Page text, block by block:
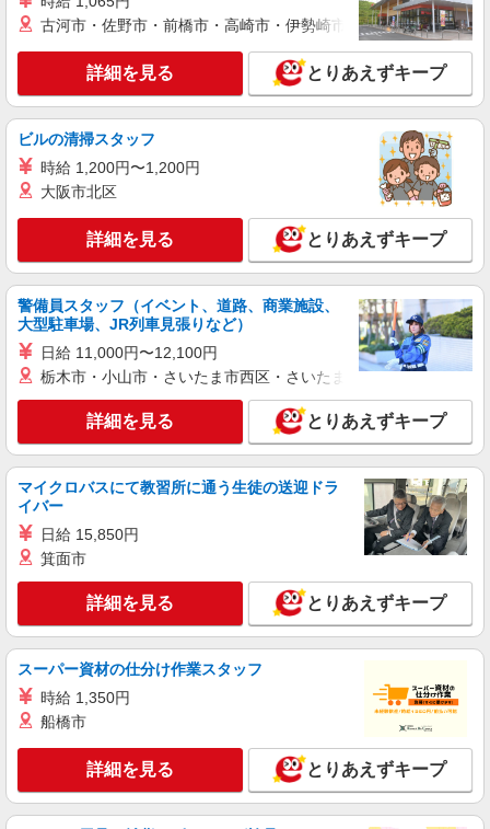
古河市・佐野市・前橋市・高崎市・伊勢崎市・太田市・館林市
詳細を見る とりあえずキープ
ビルの清掃スタッフ
時給 1,200円〜1,200円
大阪市北区
詳細を見る とりあえずキープ
警備員スタッフ（イベント、道路、商業施設、
大型駐車場、JR列車見張りなど）
日給 11,000円〜12,100円
栃木市・小山市・さいたま市西区・さいたま市岩槻区・久喜市・
詳細を見る とりあえずキープ
マイクロバスにて教習所に通う生徒の送迎ドラ
イバー
日給 15,850円
箕面市
詳細を見る とりあえずキープ
スーパー資材の仕分け作業スタッフ
時給 1,350円
船橋市
詳細を見る とりあえずキープ